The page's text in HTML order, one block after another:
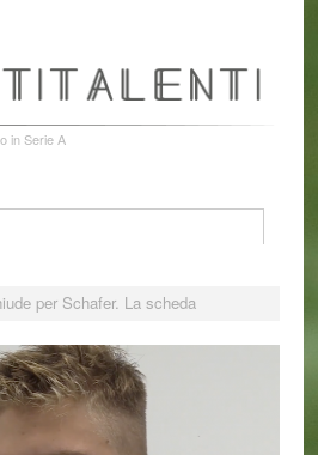
in Serie A
per Schafer. La scheda